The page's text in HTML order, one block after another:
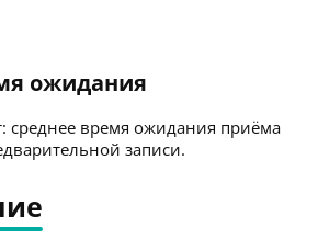
ожидания
среднее время ожидания приёма
записи.